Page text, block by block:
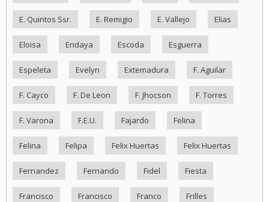
E. Quintos Ssr. E. Remigio E. Vallejo Elias
Eloisa Endaya Escoda Esguerra
Espeleta Evelyn Extemadura F. Aguilar
F. Cayco F. De Leon F. Jhocson F. Torres
F. Varona F.E.U. Fajardo Felina
Felina Felipa Felix Huertas Felix Huertas
Fernandez Fernando Fidel Fiesta
Francisco Francisco Franco Frilles